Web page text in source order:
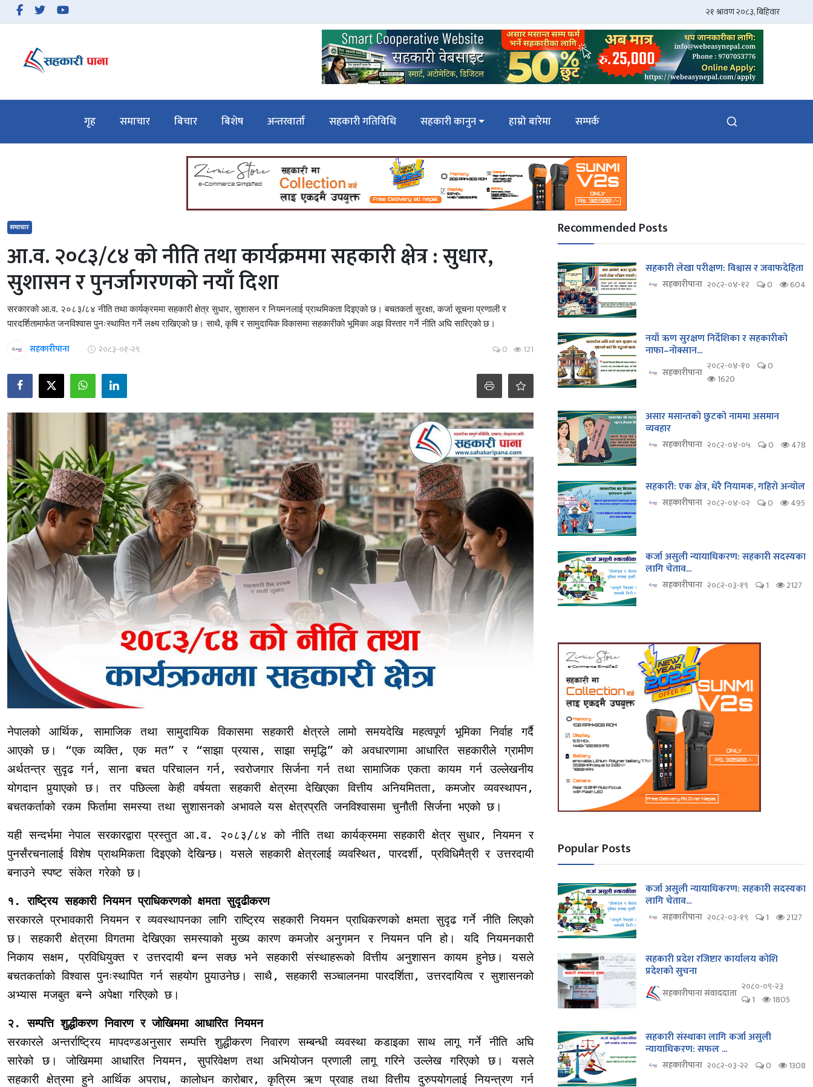
गृह समाचार बिचार बिशेष अन्तरवार्ता सहकारी गतिविधि सहकारी कानुन हाम्रो बारेमा सम्पर्क
बिचार
हाम्रो बारेमा
सम्पर्क
समाचार
आ.व. २०८३/८४ को नीति तथा कार्यक्रममा सहकारी क्षेत्र : सुधार,
सुशासन र पुनर्जागरणको नयाँ दिशा
सरकारको आ.व. २०८३/८४ नीति तथा कार्यक्रममा सहकारी क्षेत्र सुधार, सुशासन र नियमनलाई प्राथमिकता दिइएको छ। बचतकर्ता सुरक्षा, कर्जा सूचना प्रणाली र
पारदर्शितामार्फत जनविश्वास पुनःस्थापित गर्ने लक्ष्य राखिएको छ। साथै, कृषि र सामुदायिक विकासमा सहकारीको भूमिका अझ विस्तार गर्ने नीति अघि सारिएको छ।
सहकारीपाना २०८३-०१-२९ 0 121
नेपालको आर्थिक, सामाजिक तथा सामुदायिक विकासमा सहकारी क्षेत्रले लामो समयदेखि महत्वपूर्ण भूमिका निर्वाह गर्दै
आएको छ। “एक व्यक्ति, एक मत” र “साझा प्रयास, साझा समृद्धि” को अवधारणामा आधारित सहकारीले ग्रामीण
अर्थतन्त्र सुदृढ गर्न, साना बचत परिचालन गर्न, स्वरोजगार सिर्जना गर्न तथा सामाजिक एकता कायम गर्न उल्लेखनीय
योगदान पुर्‍याएको छ। तर पछिल्ला केही वर्षयता सहकारी क्षेत्रमा देखिएका वित्तीय अनियमितता, कमजोर व्यवस्थापन,
बचतकर्ताको रकम फिर्तामा समस्या तथा सुशासनको अभावले यस क्षेत्रप्रति जनविश्वासमा चुनौती सिर्जना भएको छ।
यही सन्दर्भमा नेपाल सरकारद्वारा प्रस्तुत आ.व. २०८३/८४ को नीति तथा कार्यक्रममा सहकारी क्षेत्र सुधार, नियमन र
पुनर्संरचनालाई विशेष प्राथमिकता दिइएको देखिन्छ। यसले सहकारी क्षेत्रलाई व्यवस्थित, पारदर्शी, प्रविधिमैत्री र उत्तरदायी
बनाउने स्पष्ट संकेत गरेको छ।
१. राष्ट्रिय सहकारी नियमन प्राधिकरणको क्षमता सुदृढीकरण
सरकारले प्रभावकारी नियमन र व्यवस्थापनका लागि राष्ट्रिय सहकारी नियमन प्राधिकरणको क्षमता सुदृढ गर्ने नीति लिएको
छ। सहकारी क्षेत्रमा विगतमा देखिएका समस्याको मुख्य कारण कमजोर अनुगमन र नियमन पनि हो।यदि नियमनकारी
निकाय सक्षम, प्रविधियुक्त र उत्तरदायी बन्न सक्छ भने सहकारी संस्थाहरूको वित्तीय अनुशासन कायम हुनेछ। यसले
बचतकर्ताको विश्वास पुनःस्थापित गर्न सहयोग पुर्‍याउनेछ। साथै, सहकारी सञ्चालनमा पारदर्शिता, उत्तरदायित्व र सुशासनको
अभ्यास मजबुत बन्ने अपेक्षा गरिएको छ।
२. सम्पत्ति शुद्धीकरण निवारण र जोखिममा आधारित नियमन
सरकारले अन्तर्राष्ट्रिय मापदण्डअनुसार सम्पत्ति शुद्धीकरण निवारण सम्बन्धी व्यवस्था कडाइका साथ लागू गर्ने नीति अघि
सारेको छ। जोखिममा आधारित नियमन, सुपरिवेक्षण तथा अभियोजन प्रणाली लागू गरिने उल्लेख गरिएको छ।यसले
सहकारी क्षेत्रमा हुने आर्थिक अपराध, कालोधन कारोबार, कृत्रिम ऋण प्रवाह तथा वित्तीय दुरुपयोगलाई नियन्त्रण गर्न
Recommended Posts
सहकारी लेखा परीक्षण: विश्वास र जवाफदेहिता
सहकारीपाना २०८२-०४-१२ 0 604
नयाँ ऋण सुरक्षण निर्देशिका र सहकारीको
नाफा–नोक्सान...
सहकारीपाना २०८२-०४-१०
0
1620
असार मसान्तको छुटको नाममा असमान
व्यवहार
सहकारीपाना २०८२-०४-०५ 0 478
सहकारी: एक क्षेत्र, धेरै नियामक, गहिरो अन्योल
सहकारीपाना २०८२-०४-०२ 0 495
कर्जा असुली न्यायाधिकरण: सहकारी सदस्यका
लागि चेताव...
सहकारीपाना २०८२-०३-१९ 1 2127
Popular Posts
कर्जा असुली न्यायाधिकरण: सहकारी सदस्यका
लागि चेताव...
सहकारीपाना २०८२-०३-१९ 1 2127
सहकारी प्रदेश रजिष्टार कार्यालय कोशि
प्रदेशको सुचना
सहकारीपाना संवाददाता २०८०-०९-२३
1
1805
सहकारी संस्थाका लागि कर्जा असुली
न्यायाधिकरण: सफल ...
सहकारीपाना २०८२-०३-२२ 0 1308